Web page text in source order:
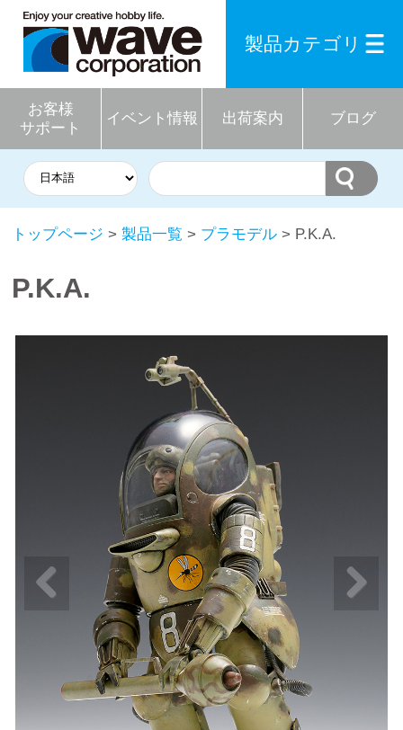
お客様
サポート
イベント情報 出荷案内 ブログ
製品カテゴリ
トップページ > 製品一覧 > プラモデル > P.K.A.
P.K.A.